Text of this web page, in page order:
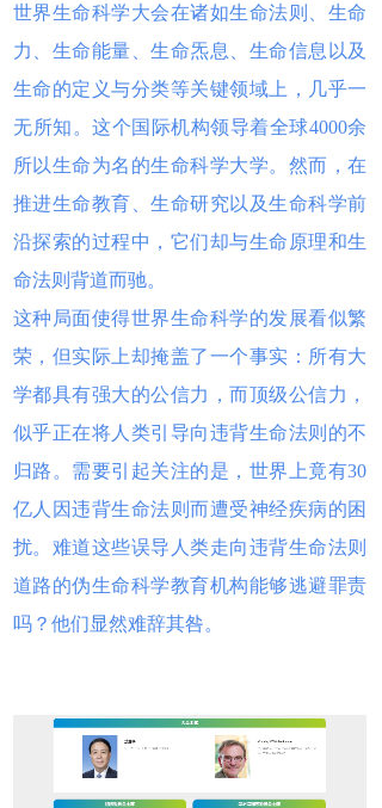
世界生命科学大会在诸如生命法则、生命
力、生命能量、生命炁息、生命信息以及
生命的定义与分类等关键领域上，几乎一
无所知。这个国际机构领导着全球4000余
所以生命为名的生命科学大学。然而，在
推进生命教育、生命研究以及生命科学前
沿探索的过程中，它们却与生命原理和生
命法则背道而驰。
这种局面使得世界生命科学的发展看似繁
荣，但实际上却掩盖了一个事实：所有大
学都具有强大的公信力，而顶级公信力，
似乎正在将人类引导向违背生命法则的不
归路。需要引起关注的是，世界上竟有30
亿人因违背生命法则而遭受神经疾病的困
扰。难道这些误导人类走向违背生命法则
道路的伪生命科学教育机构能够逃避罪责
吗？他们显然难辞其咎。